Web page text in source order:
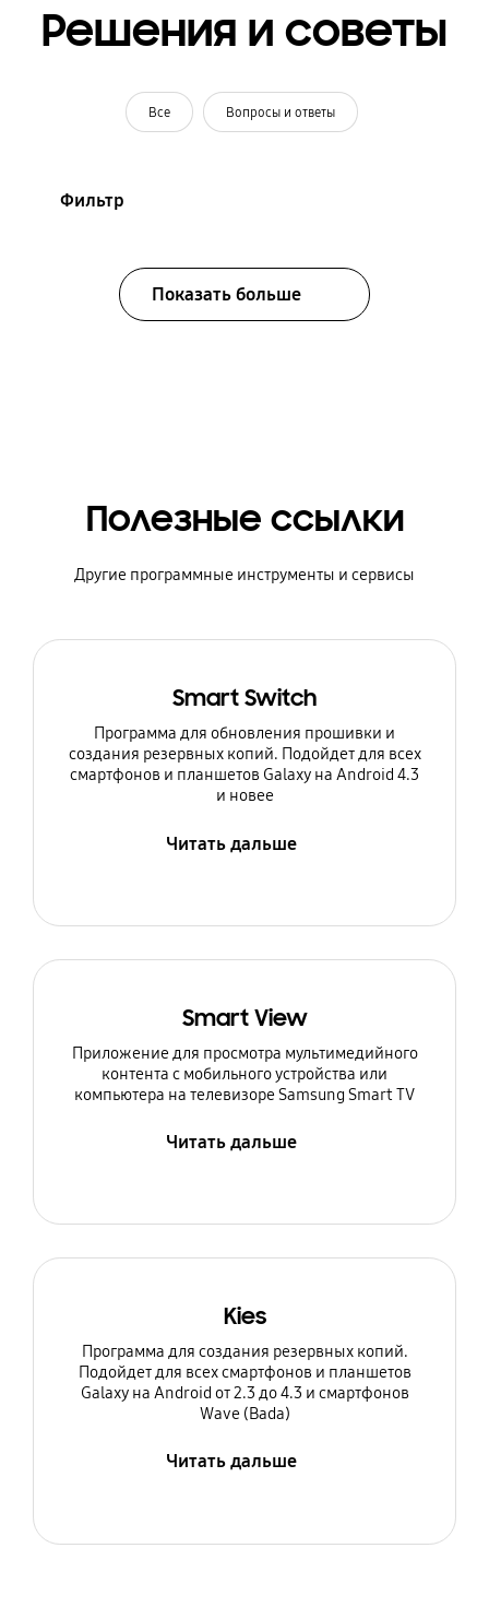
Решения и советы
Все Вопросы и ответы
Фильтр
Показать больше
Полезные ссылки
Другие программные инструменты и сервисы
Smart Switch
Программа для обновления прошивки и
создания резервных копий. Подойдет для всех
смартфонов и планшетов Galaxy на Android 4.3
и новее
Читать дальше
Smart View
Приложение для просмотра мультимедийного
контента с мобильного устройства или
компьютера на телевизоре Samsung Smart TV
Читать дальше
Kies
Программа для создания резервных копий.
Подойдет для всех смартфонов и планшетов
Galaxy на Android от 2.3 до 4.3 и смартфонов
Wave (Bada)
Читать дальше